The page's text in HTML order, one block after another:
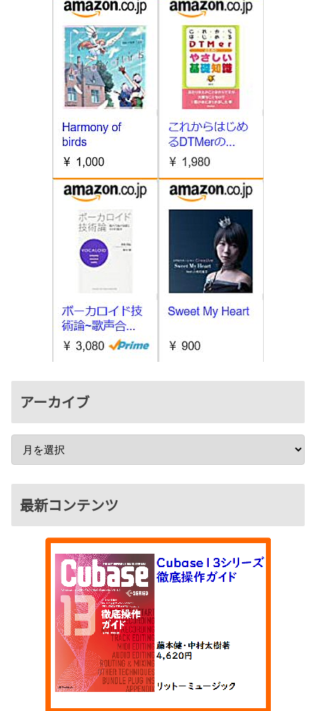
アーカイブ
最新コンテンツ